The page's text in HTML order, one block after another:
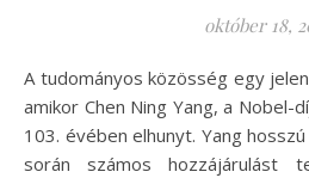
október 18,
A tudományos közösség egy jelentős alakját veszítette el,
amikor Chen Ning Yang, a Nobel-
103. évében elhunyt. Yang
során számos hozzájárulást